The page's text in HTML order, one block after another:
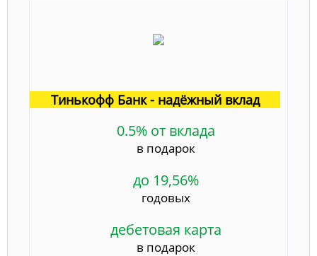
Тинькофф Банк - надёжный вклад
0.5% от вклада
в подарок
до 19,56%
годовых
дебетовая карта
в подарок